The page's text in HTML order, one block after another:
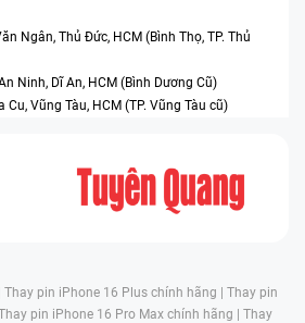
Ngân, Thủ Đức, HCM (Bình Thọ, TP. Thủ
Ninh, Dĩ An, HCM (Bình Dương Cũ)
Cu, Vũng Tàu, HCM (TP. Vũng Tàu cũ)
Thay pin iPhone 16 Plus chính hãng | Thay pin
pin iPhone 16 Pro Max chính hãng | Thay